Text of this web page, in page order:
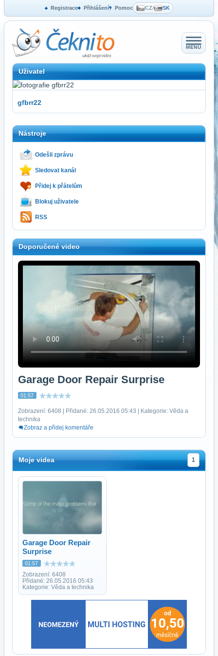
Registrace Přihlášení Pomoc CZ/ SK
MENU
Uživatel
gfbrr22
Nástroje
Odešli zprávu
Sledovat kanál
Přidej k přátelům
Blokuj uživatele
RSS
Doporučené video
Garage Door Repair Surprise
01:57
Zobrazení: 6408 | Přidané: 26.05.2016 05:43 | Kategorie: Věda a
technika
Zobraz a přidej komentáře
Moje videa 1
Garage Door Repair
Surprise
01:57
Zobrazení: 6408
Přidané: 26.05.2016 05:43
Kategorie: Věda a technika